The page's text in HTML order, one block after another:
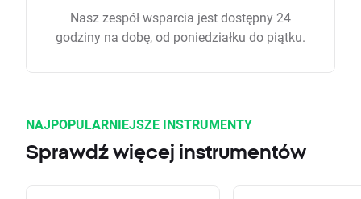
Nasz zespół wsparcia jest dostępny 24
godziny na dobę, od poniedziałku do piątku.
NAJPOPULARNIEJSZE INSTRUMENTY
Sprawdź więcej instrumentów